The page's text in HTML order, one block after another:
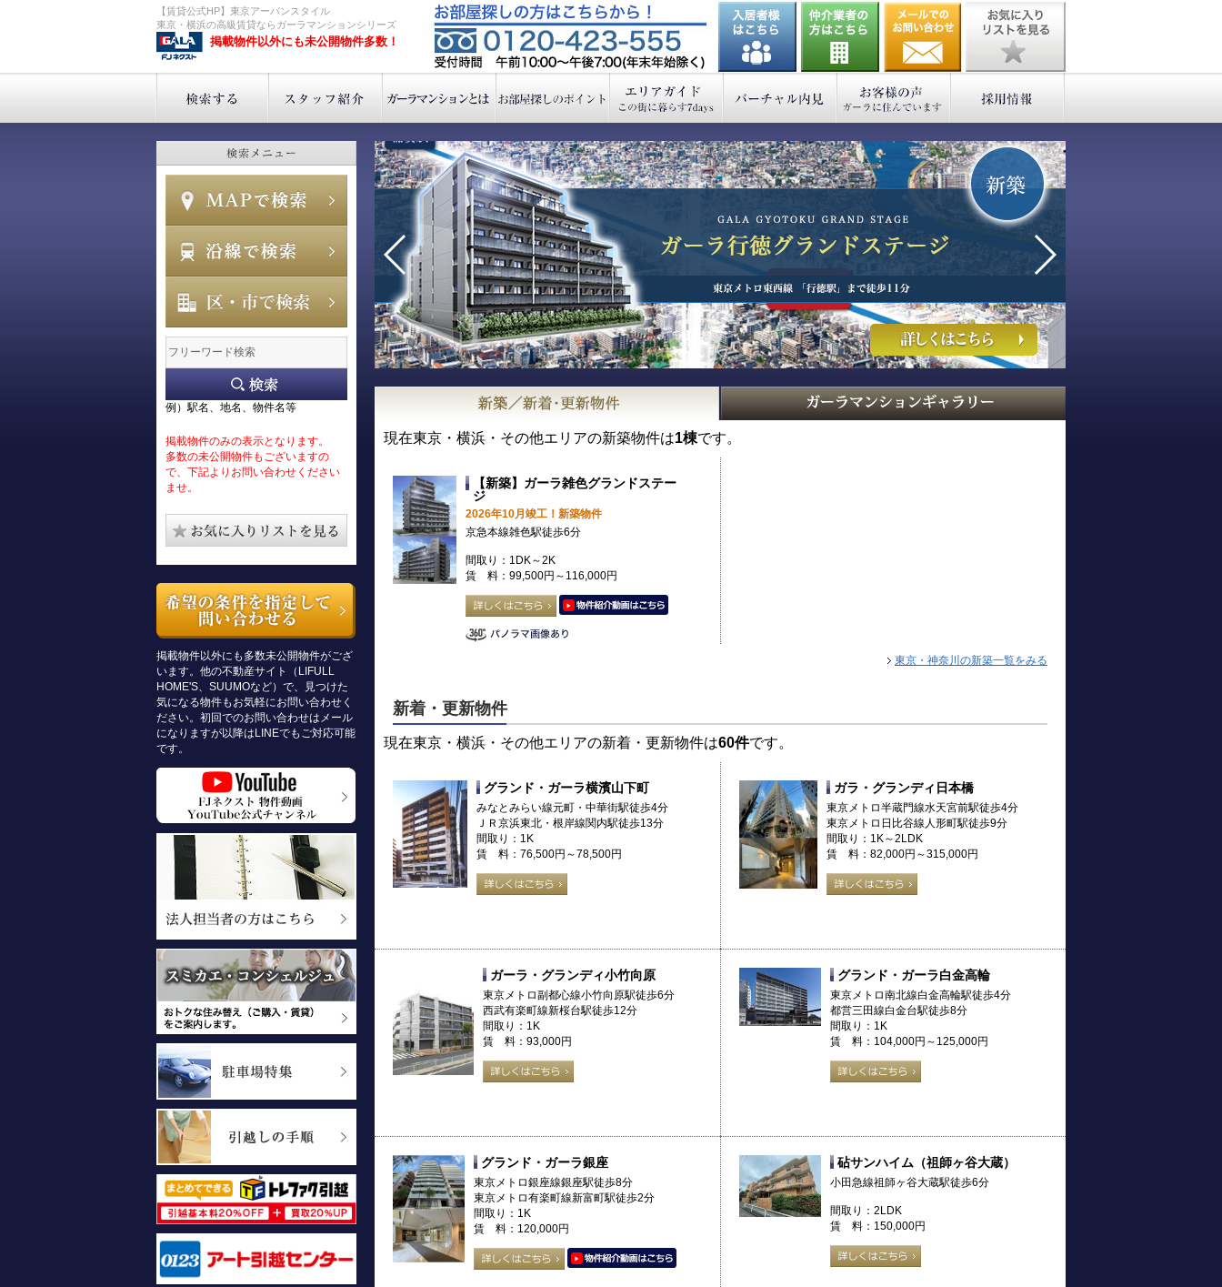
【賃貸公式HP】東京アーバンスタイル
東京・横浜の高級賃貸ならガーラマンションシリーズ
掲載物件以外にも未公開物件多数！
例）駅名、地名、物件名等
掲載物件のみの表示となります。
多数の未公開物件もございますの
で、下記よりお問い合わせください
ませ。
掲載物件以外にも多数未公開物件がござ
います。他の不動産サイト（LIFULL
HOME'S、SUUMOなど）で、見つけた
気になる物件もお気軽にお問い合わせく
ださい。初回でのお問い合わせはメール
になりますが以降はLINEでもご対応可能
です。
現在東京・横浜・その他エリアの新築物件は1棟です。
【新築】ガーラ雑色グランドステー
ジ
2026年10月竣工！新築物件
京急本線雑色駅徒歩6分
間取り：1DK～2K
賃 料：99,500円～116,000円
東京・神奈川の新築一覧をみる
新着・更新物件
現在東京・横浜・その他エリアの新着・更新物件は60件です。
グランド・ガーラ横濱山下町
みなとみらい線元町・中華街駅徒歩4分
ＪＲ京浜東北・根岸線関内駅徒歩13分
間取り：1K
賃 料：76,500円～78,500円
ガラ・グランディ日本橋
東京メトロ半蔵門線水天宮前駅徒歩4分
東京メトロ日比谷線人形町駅徒歩9分
間取り：1K～2LDK
賃 料：82,000円～315,000円
ガーラ・グランディ小竹向原
東京メトロ副都心線小竹向原駅徒歩6分
西武有楽町線新桜台駅徒歩12分
間取り：1K
賃 料：93,000円
グランド・ガーラ白金高輪
東京メトロ南北線白金高輪駅徒歩4分
都営三田線白金台駅徒歩8分
間取り：1K
賃 料：104,000円～125,000円
グランド・ガーラ銀座
東京メトロ銀座線銀座駅徒歩8分
東京メトロ有楽町線新富町駅徒歩2分
間取り：1K
賃 料：120,000円
砧サンハイム（祖師ヶ谷大蔵）
小田急線祖師ヶ谷大蔵駅徒歩6分
間取り：2LDK
賃 料：150,000円